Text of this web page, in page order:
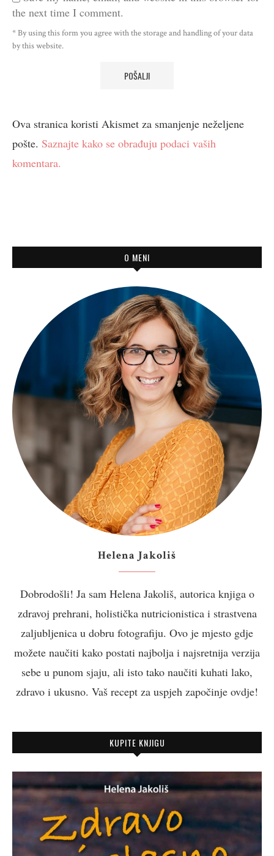
the next time I comment.
* By using this form you agree with the storage and handling of your data
by this website.
Ova stranica koristi Akismet za smanjenje neželjene
pošte. Saznajte kako se obrađuju podaci vaših
komentara.
O MENI
Helena Jakoliš
Dobrodošli! Ja sam Helena Jakoliš, autorica knjiga o
zdravoj prehrani, holistička nutricionistica i strastvena
zaljubljenica u dobru fotografiju. Ovo je mjesto gdje
možete naučiti kako postati najbolja i najsretnija verzija
sebe u punom sjaju, ali isto tako naučiti kuhati lako,
zdravo i ukusno. Vaš recept za uspjeh započinje ovdje!
KUPITE KNJIGU